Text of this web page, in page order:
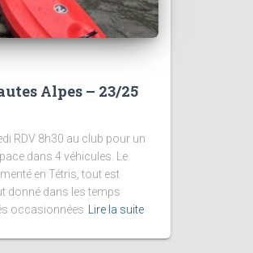
Alpes – 23/25
RDV 8h30 au club pour un
dans 4 véhicules. Le
en Tétris, tout est
donné dans les temps
occasionnées
Lire la suite